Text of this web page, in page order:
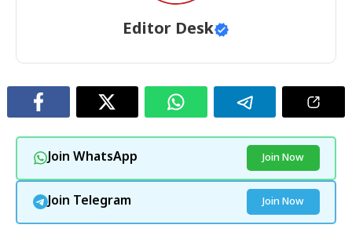
Editor Desk
Join WhatsApp Join Now
Join Telegram Join Now